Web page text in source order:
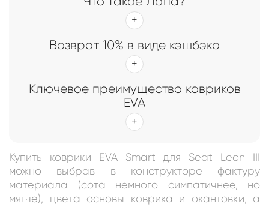
Возврат 10% в виде кэшбэка
Ключевое преимущество ковриков
EVA
Купить коврики EVA Smart для Seat Leon III
можно выбрав в конструкторе фактуру
материала (сота немного симпатичнее, но
мягче), цвета основы коврика и окантовки, а